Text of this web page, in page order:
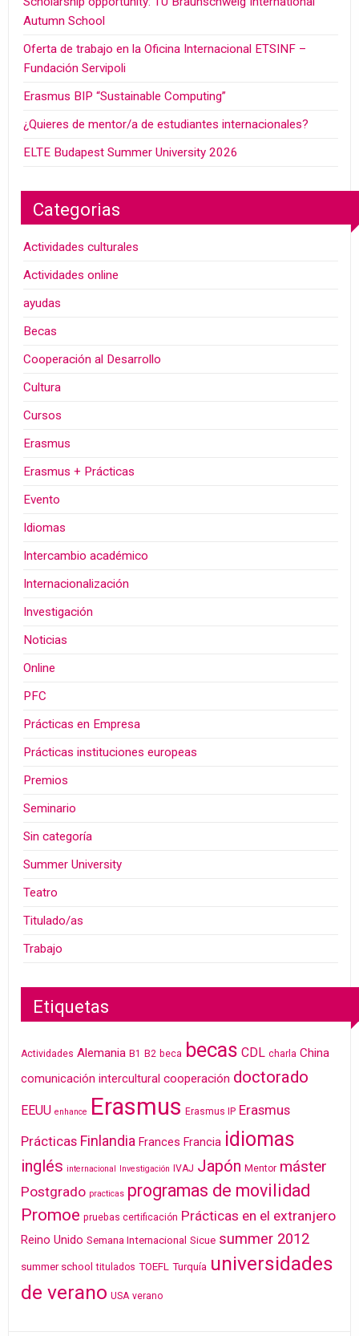
Autumn School
Oferta de trabajo en la Oficina Internacional ETSINF –
Fundación Servipoli
Erasmus BIP “Sustainable Computing”
¿Quieres de mentor/a de estudiantes internacionales?
ELTE Budapest Summer University 2026
Categorias
Actividades culturales
Actividades online
ayudas
Becas
Cooperación al Desarrollo
Cultura
Cursos
Erasmus
Erasmus + Prácticas
Evento
Idiomas
Intercambio académico
Internacionalización
Investigación
Noticias
Online
PFC
Prácticas en Empresa
Prácticas instituciones europeas
Premios
Seminario
Sin categoría
Summer University
Teatro
Titulado/as
Trabajo
Etiquetas
Actividades Alemania B1 B2 beca becas CDL charla China
comunicación intercultural cooperación doctorado
EEUU enhance Erasmus Erasmus IP Erasmus
Prácticas Finlandia Frances Francia idiomas
inglés internacional Investigación IVAJ Japón Mentor máster
Postgrado practicas programas de movilidad
Promoe pruebas certificación Prácticas en el extranjero
Reino Unido Semana Internacional Sicue summer 2012
summer school titulados TOEFL Turquía universidades
de verano USA verano